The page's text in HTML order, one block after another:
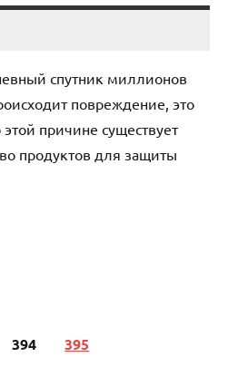
спутник миллионов
повреждение, это
причине существует
продуктов для защиты
394 395